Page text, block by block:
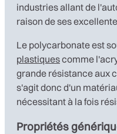
industries allant de
raison de ses
Le polycarbonate est
plastiquescomme
grande résistance aux
s'agit donc d'un
nécessitant à la fois
Propriétés